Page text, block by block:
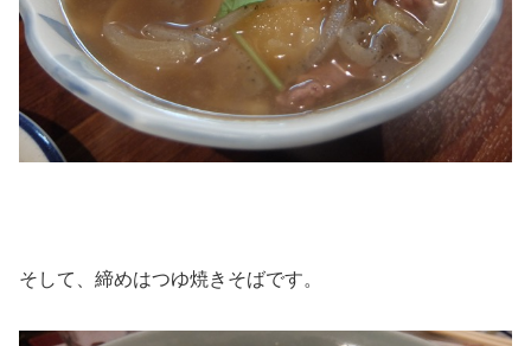
そして、締めはつゆ焼きそばです。